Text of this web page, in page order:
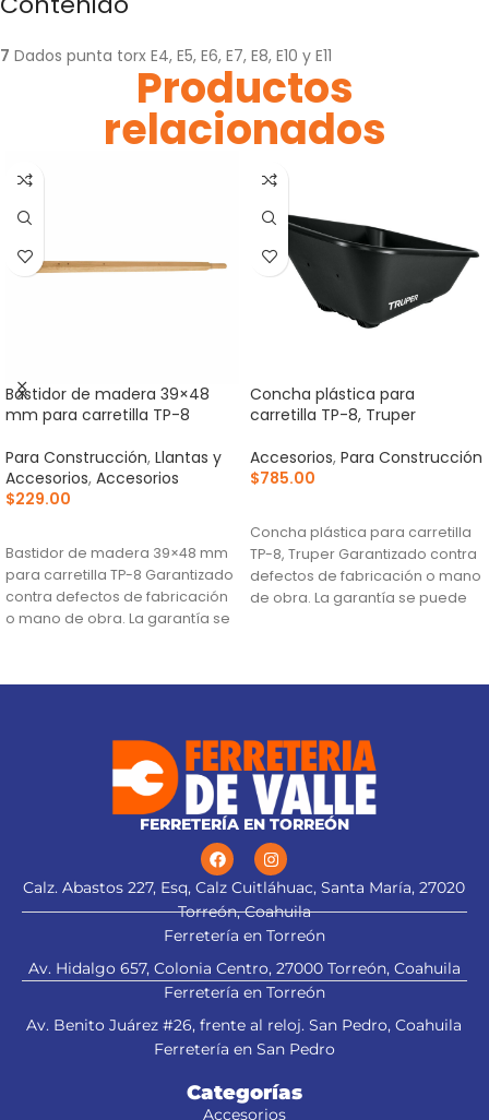
7 Dados punta torx E4, E5, E6, E7, E8, E10 y E11
Productos
relacionados
Bastidor de madera 39×48
mm para carretilla TP-8
Para Construcción, Llantas y
Accesorios, Accesorios
$229.00
Bastidor de madera 39×48 mm
para carretilla TP-8 Garantizado
contra defectos de fabricación
o mano de obra. La garantía se
Concha plástica para
carretilla TP-8, Truper
Accesorios, Para Construcción
$785.00
Concha plástica para carretilla
TP-8, Truper Garantizado contra
defectos de fabricación o mano
de obra. La garantía se puede
FERRETERÍA EN TORREÓN
Calz. Abastos 227, Esq, Calz Cuitláhuac, Santa María, 27020
Torreón, Coahuila
Ferretería en Torreón
Av. Hidalgo 657, Colonia Centro, 27000 Torreón, Coahuila
Ferretería en Torreón
Av. Benito Juárez #26, frente al reloj. San Pedro, Coahuila
Ferretería en San Pedro
Categorías
Accesorios